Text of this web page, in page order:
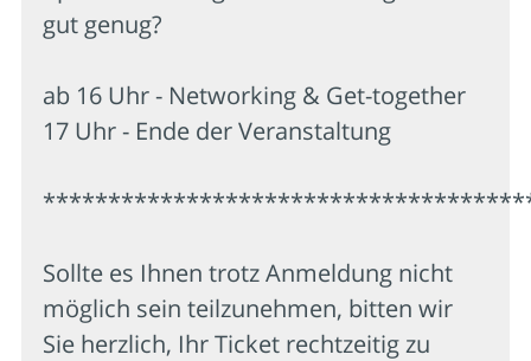
gut genug?
ab 16 Uhr - Networking & Get-together
17 Uhr - Ende der Veranstaltung
Sollte es Ihnen trotz Anmeldung nicht
möglich sein teilzunehmen, bitten wir
Sie herzlich, Ihr Ticket rechtzeitig zu